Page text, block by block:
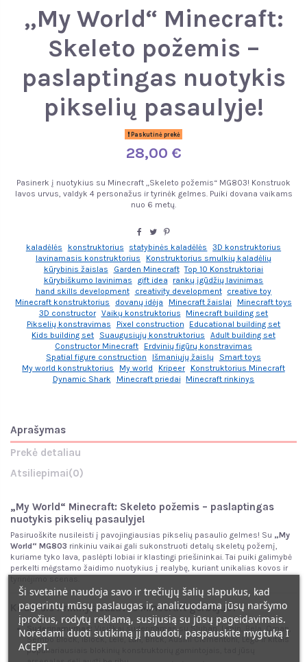
„My World“ Minecraft:
Skeleto požemis –
paslaptingas nuotykis
pikselių pasaulyje!
Paskutinė prekė
28,00 €
Pasinerk į nuotykius su Minecraft „Skeleto požemis“ MG803! Konstruok
lavos urvus, valdyk 4 personažus ir tyrinėk gelmes. Puiki dovana vaikams
nuo 6 metų.
kaladėlės konstruktorius statybinės kaladėlės
3D konstruktorius
lavinamasis konstruktorius
Konstruktorius smulkių kaladėlių
kūrybinis žaislas
Garden Minecraft Top 10 Konstruktoriai
kūrybiškumo lavinimas
gift idea
rankų įgūdžių lavinimas
hand skills development
creativity development
creative toy
Minecraft konstruktorius
dovanų idėja Minecraft žaislai
Minecraft toys
3D constructor Vaikų konstruktorius
Minecraft building set
Pikselių konstravimas
Pixel construction
Educational building set
Kids building set
Suaugusiųjų konstruktorius
Adult building set
Constructor Minecraft
Erdvinių figūrų konstravimas
Spatial figure construction
Išmaniųjų žaislų
Smart toys
My world konstruktorius
My world Kripeer
Konstruktorius Minecraft
Dynamic Shark
Minecraft priedai Minecraft rinkinys
Aprašymas
Prekė detaliau
Atsiliepimai(0)
„My World“ Minecraft: Skeleto požemis – paslaptingas
nuotykis pikselių pasaulyje!
Pasiruoškite nusileisti į pavojingiausias pikselių pasaulio gelmes! Su „My
World“ MG803 rinkiniu vaikai gali sukonstruoti detalų skeletų požemį,
kuriame tyko lava, paslėpti lobiai ir klastingi priešininkai. Tai puiki galimybė
perkelti mėgstamo žaidimo nuotykius į realybę, kuriant unikalias kovos ir
Kodėl šis rinkinys sužavės Minecraft gerbėjus?
Suderinamumas:
Visiškai suderinamas su Sluban, Lepin, Bela, Qman,
Sembo Block, iBlock, Lele, Lari, Brick, Ausini Clementoni, Lego ir kitais
populiariausiais blokinių konstruktorių gamintojais, tad jūsų
Ši svetainė naudoja savo ir trečiųjų šalių slapukus, kad
pagerintų mūsų paslaugas ir, analizuodama jūsų naršymo
įpročius, rodytų reklamą, susijusią su jūsų pageidavimais.
Norėdami duoti sutikimą jį naudoti, paspauskite mygtuką I
ACEPT.